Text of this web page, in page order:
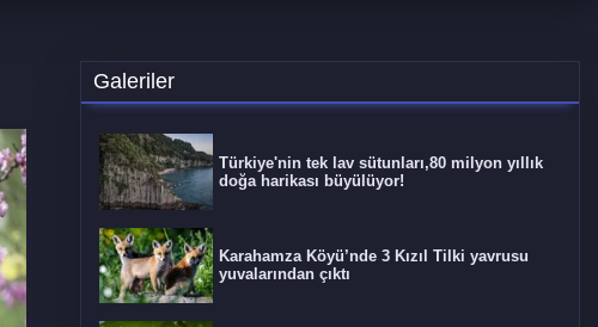
Galeriler
Türkiye'nin tek lav sütunları,80 milyon yıllık
doğa harikası büyülüyor!
Karahamza Köyü’nde 3 Kızıl Tilki yavrusu
yuvalarından çıktı